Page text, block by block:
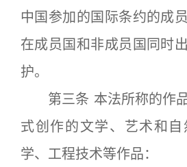
中国参加的国际条约的成
在成员国和非成员国同时
护。
第三条 本法所称的作品
式创作的文学、艺术和
学、工程技术等作品：